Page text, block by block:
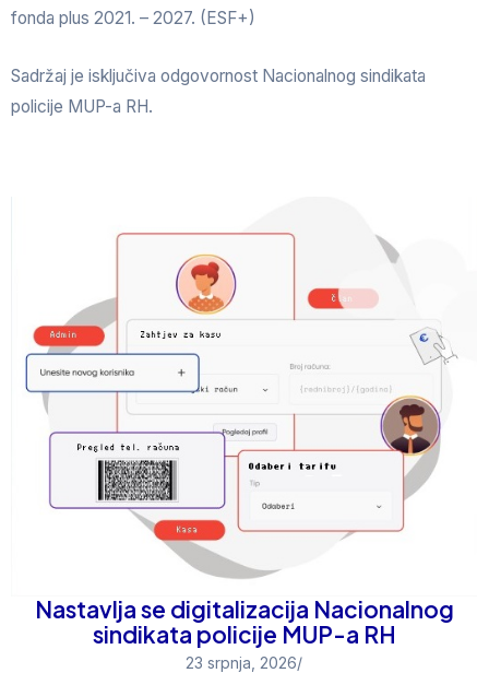
fonda plus 2021. – 2027. (ESF+)
Sadržaj je isključiva odgovornost Nacionalnog sindikata
policije MUP-a RH.
Nastavlja se digitalizacija Nacionalnog
sindikata policije MUP-a RH
23 srpnja, 2026/